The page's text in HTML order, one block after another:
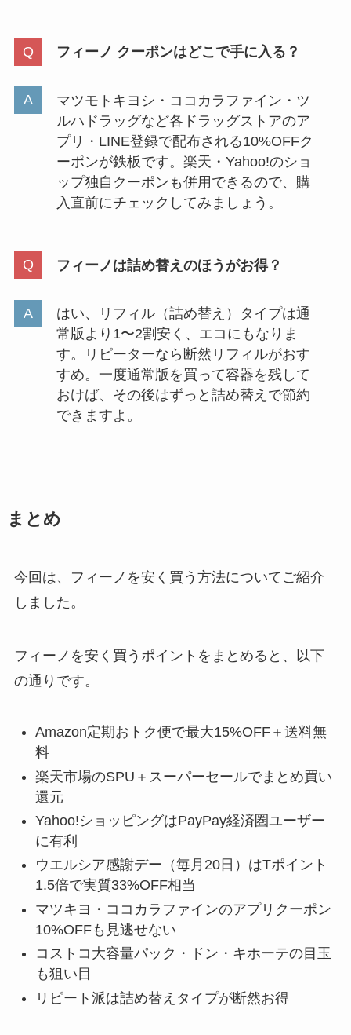
フィーノ クーポンはどこで手に入る？
マツモトキヨシ・ココカラファイン・ツ
ルハドラッグなど各ドラッグストアのア
プリ・LINE登録で配布される10%OFFク
ーポンが鉄板です。楽天・Yahoo!のショ
ップ独自クーポンも併用できるので、購
入直前にチェックしてみましょう。
フィーノは詰め替えのほうがお得？
はい、リフィル（詰め替え）タイプは通
常版より1〜2割安く、エコにもなりま
す。リピーターなら断然リフィルがおす
すめ。一度通常版を買って容器を残して
おけば、その後はずっと詰め替えで節約
できますよ。
まとめ
今回は、フィーノを安く買う方法についてご紹介
しました。
フィーノを安く買うポイントをまとめると、以下
の通りです。
Amazon定期おトク便で最大15%OFF＋送料無
料
楽天市場のSPU＋スーパーセールでまとめ買い
還元
Yahoo!ショッピングはPayPay経済圏ユーザー
に有利
ウエルシア感謝デー（毎月20日）はTポイント
1.5倍で実質33%OFF相当
マツキヨ・ココカラファインのアプリクーポン
10%OFFも見逃せない
コストコ大容量パック・ドン・キホーテの目玉
も狙い目
リピート派は詰め替えタイプが断然お得